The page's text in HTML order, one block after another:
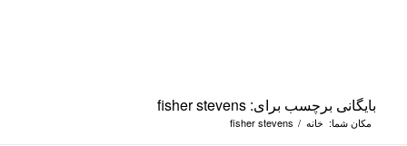
بایگانی برچسب برای: fisher stevens
مکان شما: خانه /
fisher stevens